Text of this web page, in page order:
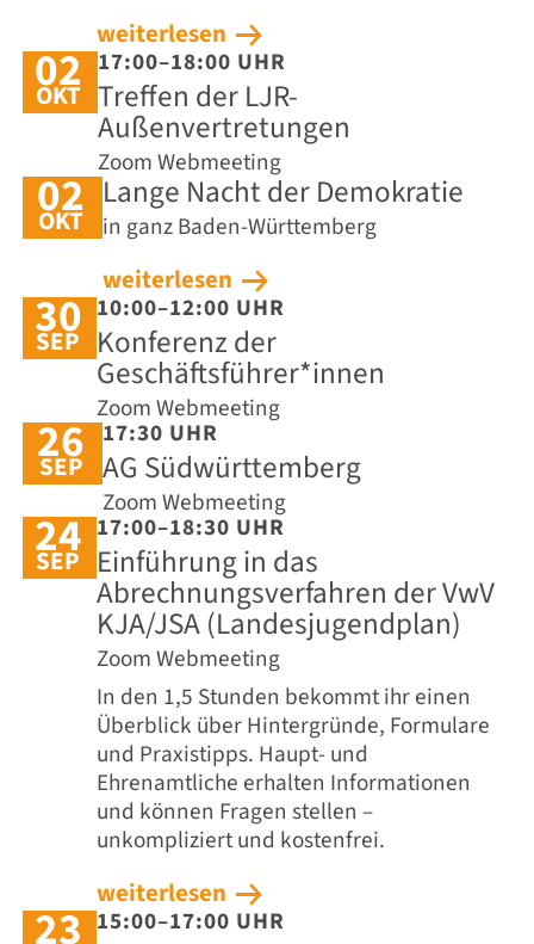
weiterlesen
02
OKT
17:00–18:00 UHR
Treffen der LJR-
Außenvertretungen
Zoom Webmeeting
02
OKT
Lange Nacht der Demokratie
in ganz Baden-Württemberg
weiterlesen
30
SEP
10:00–12:00 UHR
Konferenz der
Geschäftsführer*innen
Zoom Webmeeting
26
SEP
17:30 UHR
AG Südwürttemberg
Zoom Webmeeting
24
SEP
17:00–18:30 UHR
Einführung in das
Abrechnungsverfahren der VwV
KJA/JSA (Landesjugendplan)
Zoom Webmeeting
In den 1,5 Stunden bekommt ihr einen
Überblick über Hintergründe, Formulare
und Praxistipps. Haupt- und
Ehrenamtliche erhalten Informationen
und können Fragen stellen –
unkompliziert und kostenfrei.
weiterlesen
23 15:00–17:00 UHR